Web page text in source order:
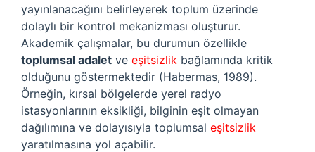
yayınlanacağını belirleyerek toplum üzerinde
dolaylı bir kontrol mekanizması oluşturur.
Akademik çalışmalar, bu durumun özellikle
toplumsal adalet ve eşitsizlik bağlamında kritik
olduğunu göstermektedir (Habermas, 1989).
Örneğin, kırsal bölgelerde yerel radyo
istasyonlarının eksikliği, bilginin eşit olmayan
dağılımına ve dolayısıyla toplumsal eşitsizlik
yaratılmasına yol açabilir.